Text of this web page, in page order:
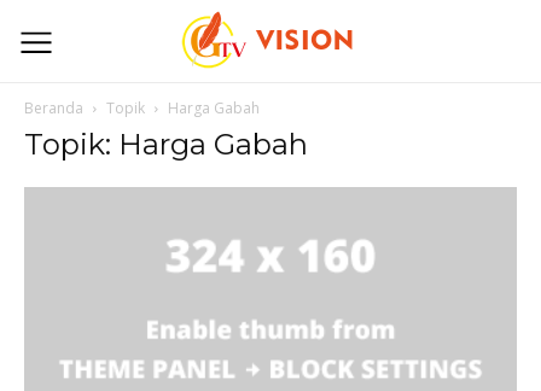
Beranda Topik Harga Gabah
Topik: Harga Gabah